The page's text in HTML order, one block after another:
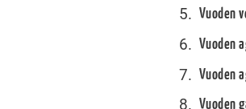
Vuoden
Vuoden
Vuoden
Vuoden